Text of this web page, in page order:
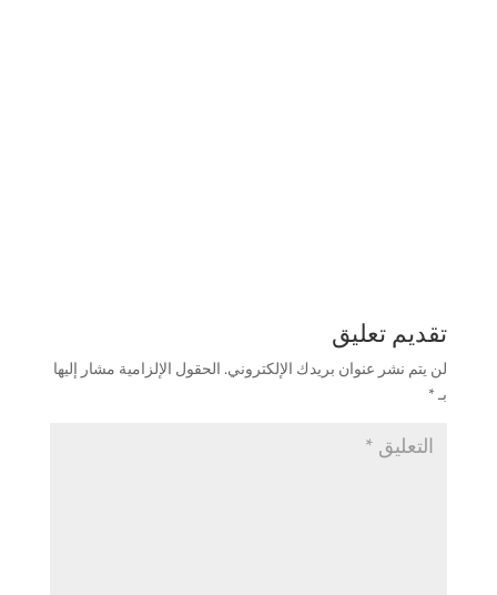
تقديم تعليق
لن يتم نشر عنوان بريدك الإلكتروني.الحقول الإلزامية مشار إليها
بـ*